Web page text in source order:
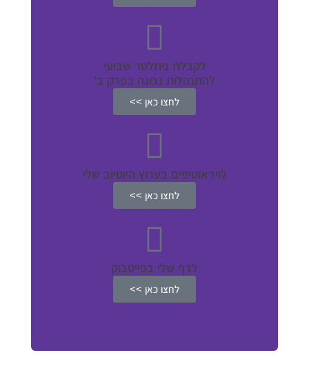
לקבלת ניוזלטר שבועי
להתנהלות נכונה בפרק ב'
לחצו כאן >>
לוידאוטיפים בערוץ היוטיוב שלי
לחצו כאן >>
לדף שלי בפייסבוק
לחצו כאן >>